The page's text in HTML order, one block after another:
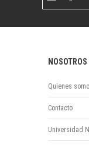
boletín
NOSOTROS
Quienes
Contacto
Universidad